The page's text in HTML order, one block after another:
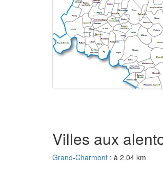
Villes aux
Grand-Charmont : à 2.04 km